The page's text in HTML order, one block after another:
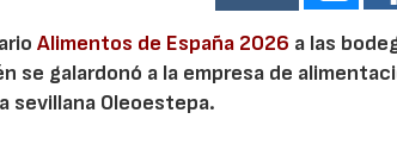
Alimentos de España 2026 a las
se galardonó a la empresa de
sevillana Oleoestepa.